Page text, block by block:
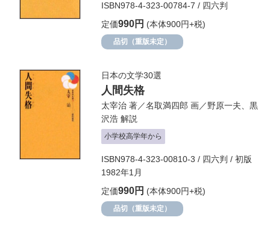
ISBN978-4-323-00784-7 / 四六判
定価990円 (本体900円+税)
品切（重版未定）
日本の文学30選
人間失格
太宰治 著／名取満四郎 画／野原一夫
黒
沢浩 解説
小学校高学年から
ISBN978-4-323-00810-3 / 四六判 / 初版
1982年1月
定価990円 (本体900円+税)
品切（重版未定）